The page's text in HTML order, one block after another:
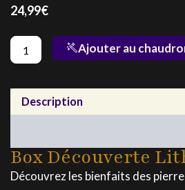
24,99€
quantité
Lithothérapie
Ajouter au
Description
Box Découverte
Découvrez les bienfaits des